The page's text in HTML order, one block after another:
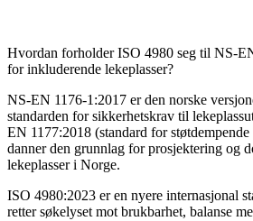
Hvordan forholder ISO 4980 seg til NS-
for inkluderende lekeplasser?
NS-EN 1176-1:2017 er den norske
standarden for sikkerhetskrav til
EN 1177:2018 (standard for
danner den grunnlag for prosjektering og
lekeplasser i Norge.
ISO 4980:2023 er en nyere internasjonal
retter søkelyset mot brukbarhet, balanse